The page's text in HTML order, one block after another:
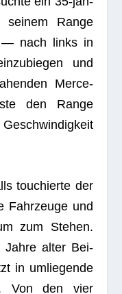
Range
nach links in
und
Mer­ce­
den Range
tou­chierte der
Fahr­zeuge und
zum Ste­hen.
Jahre alter Bei­
in umlie­gende
Von den vier